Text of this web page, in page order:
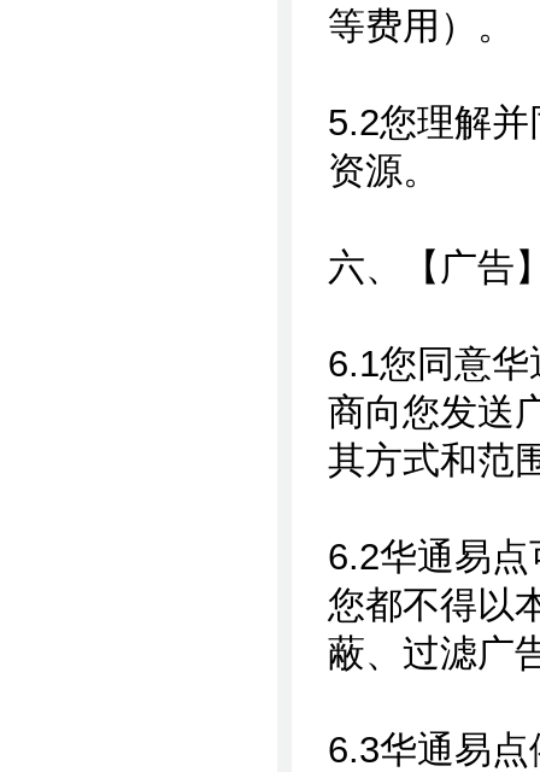
等费用）。
5.2您理解
资源。
六、【广告
6.1您同意
商向您发送
其方式和范
6.2华通易
您都不得以
蔽、过滤广
6.3华通易